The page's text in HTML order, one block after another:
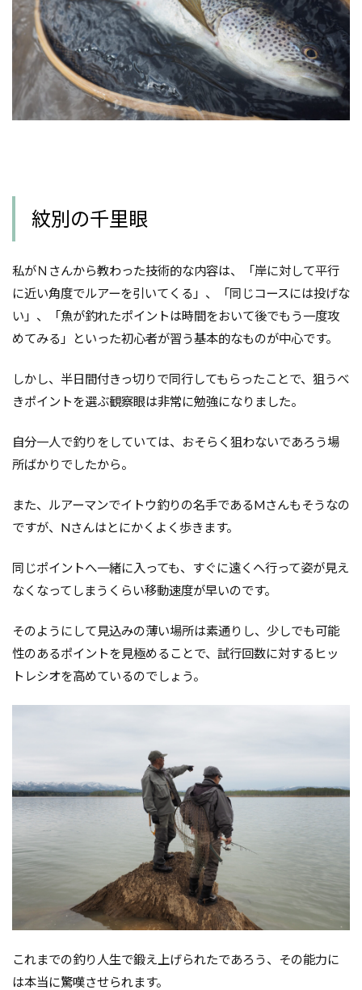
紋別の千里眼
私がＮさんから教わった技術的な内容は、「岸に対して平行
に近い角度でルアーを引いてくる」、「同じコースには投げな
い」、「魚が釣れたポイントは時間をおいて後でもう一度攻
めてみる」といった初心者が習う基本的なものが中心です。
しかし、 半日間付きっ切りで同行してもらったことで、狙うべ
きポイントを選ぶ観察眼は非常に勉強になりました。
自分一人で釣りをしていては、おそらく狙わないであろう場
所ばかりでしたから。
また、ルアーマンでイトウ釣りの名手であるMさんもそうなの
ですが、Nさんはとにかくよく歩きます。
同じポイントへ一緒に入っても、すぐに遠くへ行って姿が見え
なくなってしまうくらい移動速度が早いのです。
そのようにして見込みの薄い場所は素通りし、少しでも可能
性のあるポイントを見極めることで、試行回数に対するヒッ
トレシオを高めているのでしょう。
これまでの釣り人生で鍛え上げられたであろう、その能力に
は本当に驚嘆させられます。